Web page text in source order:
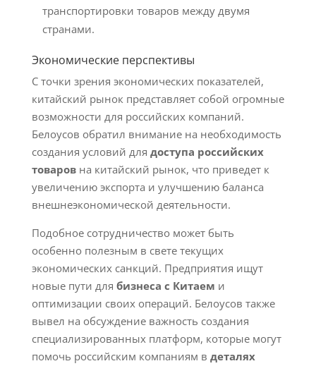
транспортировки товаров между двумя
странами.
Экономические перспективы
С точки зрения экономических показателей,
китайский рынок представляет собой огромные
возможности для российских компаний.
Белоусов обратил внимание на необходимость
создания условий для доступа российских
товаровна китайский рынок, что приведет к
увеличению экспорта и улучшению баланса
внешнеэкономической деятельности.
Подобное сотрудничество может быть
особенно полезным в свете текущих
экономических санкций. Предприятия ищут
новые пути для бизнеса с Китаем и
оптимизации своих операций. Белоусов также
вывел на обсуждение важность создания
специализированных платформ, которые могут
помочь российским компаниям в деталях